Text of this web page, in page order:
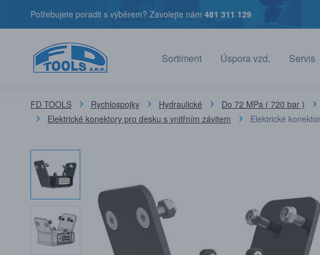
Potřebujete poradit s výběrem? Zavolejte nám 481 311 129
Sortiment Úspora vzd. Servis
FD TOOLS Rychlospojky Hydraulické Do 72 MPa ( 720 bar )
Elektrické konektory pro desku s vnitřním závitem
Elektrické